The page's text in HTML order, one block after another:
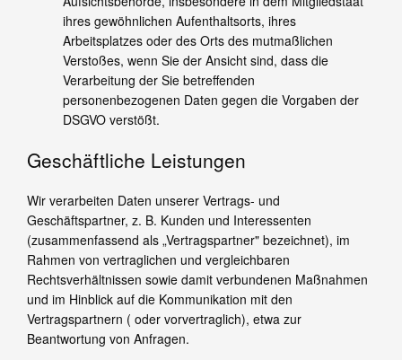
ihres gewöhnlichen Aufenthaltsorts, ihres
Arbeitsplatzes oder des Orts des mutmaßlichen
Verstoßes, wenn Sie der Ansicht sind, dass die
Verarbeitung der Sie betreffenden
personenbezogenen Daten gegen die Vorgaben der
DSGVO verstößt.
Geschäftliche Leistungen
Wir verarbeiten Daten unserer Vertrags- und
Geschäftspartner, z. B. Kunden und Interessenten
(zusammenfassend als „Vertragspartner" bezeichnet), im
Rahmen von vertraglichen und vergleichbaren
Rechtsverhältnissen sowie damit verbundenen Maßnahmen
und im Hinblick auf die Kommunikation mit den
Vertragspartnern ( oder vorvertraglich), etwa zur
Beantwortung von Anfragen.